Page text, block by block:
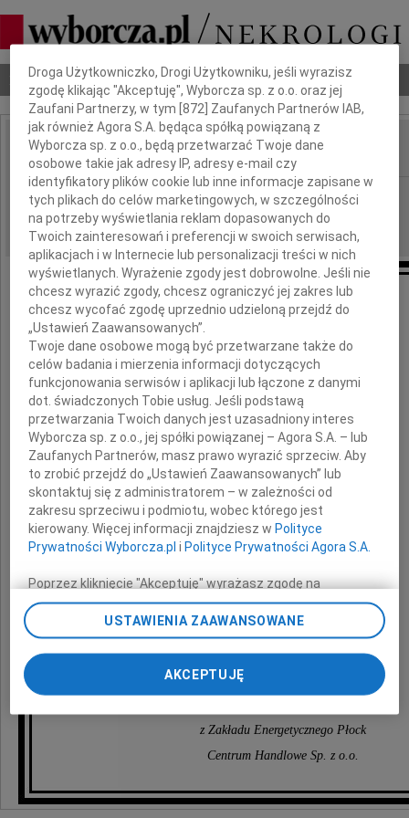
Nekrologi Odeszli Poradnik pogrzebowy
IMIĘ I NAZWISKO:
REGION: Płock
DATA EMISJI: 17.03.2012
Drogim Kolegom
Krzysztofowi Cegłowskiemu
i Michałowi Cegłowskiemu
oraz
Rodzinie
wyrazy głębokiego współczucia
z powodu śmierci
Mamy
składają
z Zakładu Energetycznego Płock
Centrum Handlowe Sp. z o.o.
Dbamy o Twoją prywatność
Droga Użytkowniczko, Drogi Użytkowniku, jeśli wyrazisz
zgodę klikając "Akceptuję", Wyborcza sp. z o.o. oraz jej
Zaufani Partnerzy, w tym [872] Zaufanych Partnerów IAB,
jak również Agora S.A. będąca spółką powiązaną z
Wyborcza sp. z o.o., będą przetwarzać Twoje dane
osobowe takie jak adresy IP, adresy e-mail czy
identyfikatory plików cookie lub inne informacje zapisane w
tych plikach do celów marketingowych, w szczególności
na potrzeby wyświetlania reklam dopasowanych do
Twoich zainteresowań i preferencji w swoich serwisach,
aplikacjach i w Internecie lub personalizacji treści w nich
wyświetlanych. Wyrażenie zgody jest dobrowolne. Jeśli nie
chcesz wyrazić zgody, chcesz ograniczyć jej zakres lub
chcesz wycofać zgodę uprzednio udzieloną przejdź do
„Ustawień Zaawansowanych”.
Twoje dane osobowe mogą być przetwarzane także do
celów badania i mierzenia informacji dotyczących
funkcjonowania serwisów i aplikacji lub łączone z danymi
dot. świadczonych Tobie usług. Jeśli podstawą
przetwarzania Twoich danych jest uzasadniony interes
Wyborcza sp. z o.o., jej spółki powiązanej – Agora S.A. – lub
Zaufanych Partnerów, masz prawo wyrazić sprzeciw. Aby
to zrobić przejdź do „Ustawień Zaawansowanych” lub
skontaktuj się z administratorem – w zależności od
zakresu sprzeciwu i podmiotu, wobec którego jest
kierowany. Więcej informacji znajdziesz wPolityce
Prywatności Wyborcza.pl iPolityce Prywatności Agora S.A.
Poprzez kliknięcie "Akceptuję" wyrażasz zgodę na
zainstalowanie i przechowywanie plików typu cookie
Wyborczej sp. z o. o. jej Zaufanych Partnerów i Agora S.A.
na Twoim urządzeniu końcowym. Możesz też w każdej
chwili zmienić swoje preferencje dot. plików cookie,
ponownie wywołując narzędzie do zarządzania Twoimi
preferencjami dot. przetwarzania danych poprzez
odnośnik „Ustawienia prywatności” w stopce serwisu i
przechodząc do sekcji „Ustawienia zaawansowane”.
Zmiana ustawień plików cookie możliwa jest także za
My, nasi Zaufani Partnerzy i Agora S.A. możemy
USTAWIENIA ZAAWANSOWANE
AKCEPTUJĘ